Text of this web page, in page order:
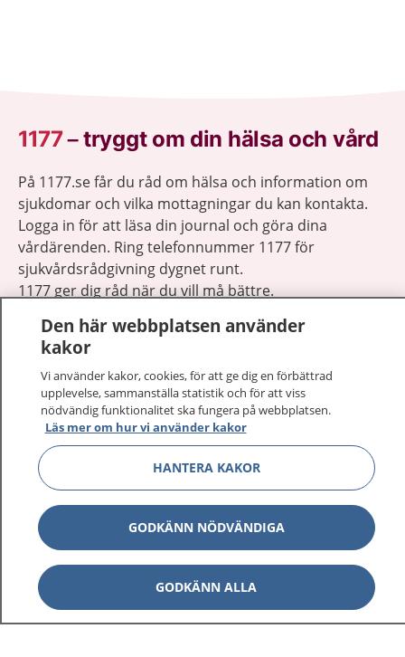
1177–tryggt om din hälsa och vård
På 1177.se får du råd om hälsa och information om
sjukdomar och vilka mottagningar du kan kontakta.
Logga in för att läsa din journal och göra dina
vårdärenden. Ring telefonnummer 1177 för
sjukvårdsrådgivning dygnet runt.
1177 ger dig råd när du vill må bättre.
1177 på flera språk
Om 1177 Visa
Kontakt Visa
Behandling av personuppgifter
Hantering av kakor
Den här webbplatsen använder
kakor
Vi använder kakor, cookies, för att ge dig en förbättrad
upplevelse, sammanställa statistik och för att viss
nödvändig funktionalitet ska fungera på webbplatsen.
Läs mer om hur vi använder kakor
HANTERA KAKOR
GODKÄNN NÖDVÄNDIGA
GODKÄNN ALLA